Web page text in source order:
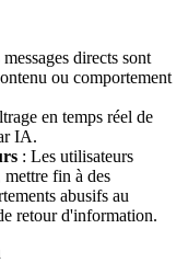
directs sont
ou comportement
en temps réel de
IA.
: Les utilisateurs
fin à des
abusifs au
retour d'information.